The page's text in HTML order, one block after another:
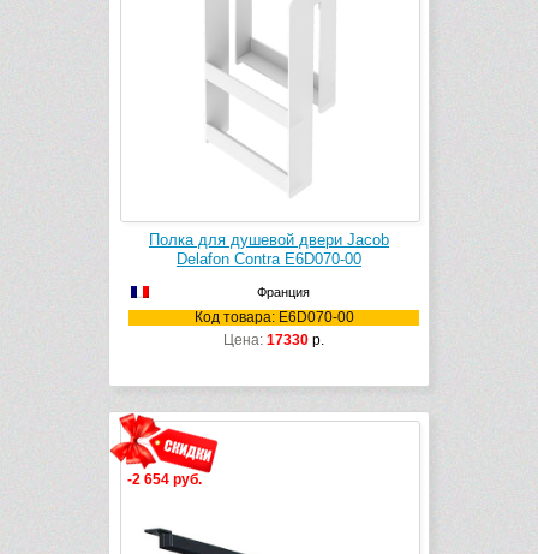
Полка для душевой двери Jacob
Delafon Contra E6D070-00
Франция
Код товара: E6D070-00
Цена: 17330 р.
-2 654 руб.